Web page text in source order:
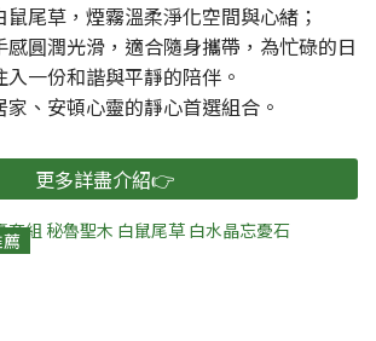
尾草，煙霧溫柔淨化空間與心緒；
感圓潤光滑，適合隨身攜帶，為忙碌的日
入一份和諧與平靜的陪伴。
家、安頓心靈的靜心首選組合。
更多詳盡介紹👉